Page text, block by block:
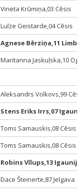
Vineta Krūmiņa,03 Cēsis
Luīze Geistarde,04 Cēsis
Agnese Bērziņa,11
Maritanna Jaskuļska,10
Aleksandrs Volkovs,99
Stens Eriks Irrs,07
Toms Samauskis,08 Cēsis
Toms Samauskis,08 Cēsis
Robins Vīlups,13 Igaunija
Dace Šteinerte,87 Jelgava